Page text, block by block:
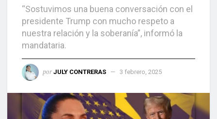
“Sostuvimos una buena conversación con el
presidente Trump con mucho respeto a
nuestra relación y la soberanía”, informó la
mandataria.
por JULY CONTRERAS 3 febrero, 2025